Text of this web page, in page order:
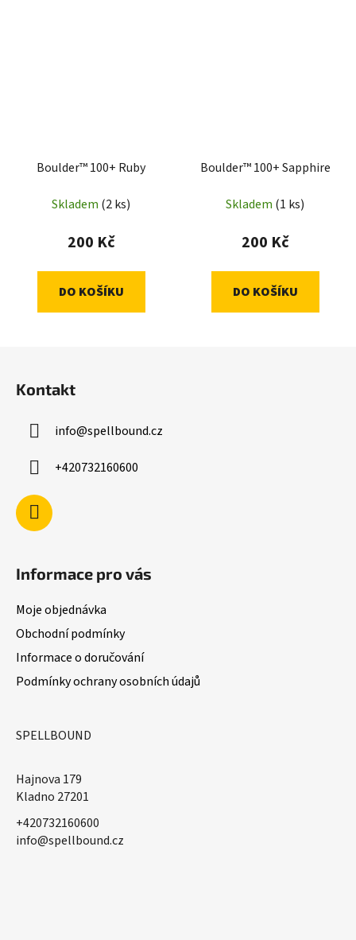
Boulder™ 100+ Ruby
Skladem (2 ks)
200 Kč
DO KOŠÍKU
Boulder™ 100+ Sapphire
Skladem (1 ks)
200 Kč
DO KOŠÍKU
Kontakt
info@spellbound.cz
+420732160600
Informace pro vás
Moje objednávka
Obchodní podmínky
Informace o doručování
Podmínky ochrany osobních údajů
SPELLBOUND
Hajnova 179
Kladno 27201
+420732160600
​info@spellbound.cz